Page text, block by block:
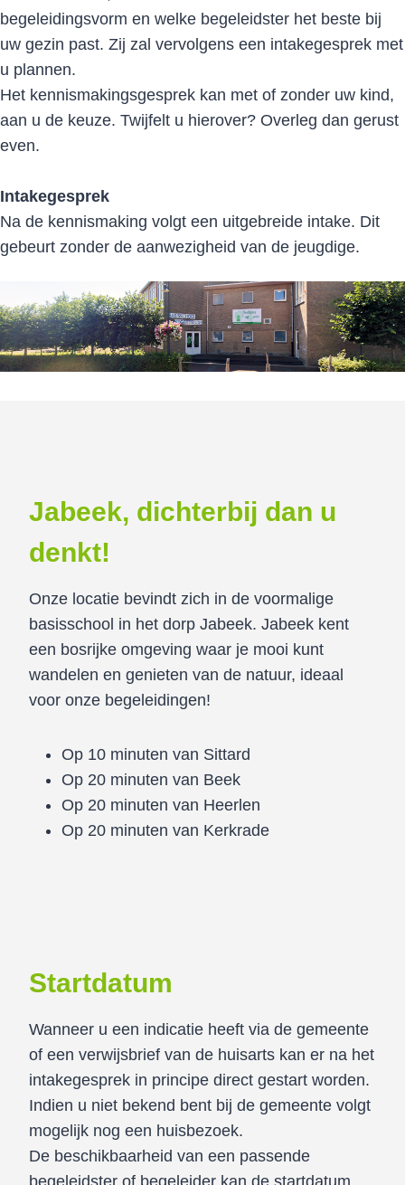
begeleidingsvorm en welke begeleidster het beste bij
uw gezin past. Zij zal vervolgens een intakegesprek met
u plannen.
Het kennismakingsgesprek kan met of zonder uw kind,
aan u de keuze. Twijfelt u hierover? Overleg dan gerust
even.
Intakegesprek
Na de kennismaking volgt een uitgebreide intake. Dit
gebeurt zonder de aanwezigheid van de jeugdige.
Jabeek, dichterbij dan u
denkt!
Onze locatie bevindt zich in de voormalige
basisschool in het dorp Jabeek. Jabeek kent
een bosrijke omgeving waar je mooi kunt
wandelen en genieten van de natuur, ideaal
voor onze begeleidingen!
Op 10 minuten van Sittard
Op 20 minuten van Beek
Op 20 minuten van Heerlen
Op 20 minuten van Kerkrade
Startdatum
Wanneer u een indicatie heeft via de gemeente
of een verwijsbrief van de huisarts kan er na het
intakegesprek in principe direct gestart worden.
Indien u niet bekend bent bij de gemeente volgt
mogelijk nog een huisbezoek.
De beschikbaarheid van een passende
begeleidster of begeleider kan de startdatum